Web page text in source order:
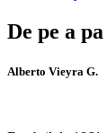
De pe a pa
Alberto Vieyra G.